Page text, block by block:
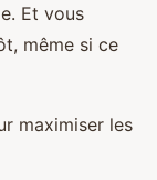
Et vous
même si ce
maximiser les